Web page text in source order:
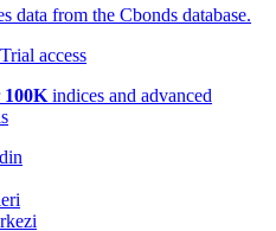
data from the Cbonds database.
Trial access
100K indices and advanced